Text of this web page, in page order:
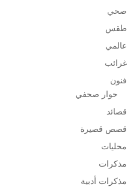
صحي
طقس
عالمي
غرائب
فنون
حوار صحفي
قصائد
قصص قصيرة
محليات
مذكرات
مذكرات أدبية